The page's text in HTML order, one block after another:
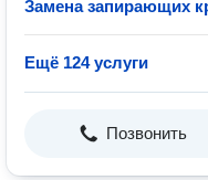
Замена запирающих
Ещё 124 услуги
Позвонить